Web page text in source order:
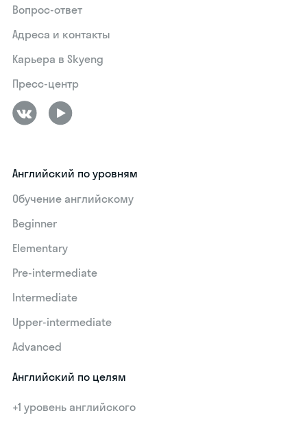
Вопрос-ответ
Адреса и контакты
Карьера в Skyeng
Пресс-центр
Английский по уровням
Обучение английскому
Beginner
Elementary
Pre-intermediate
Intermediate
Upper-intermediate
Advanced
Английский по целям
+1 уровень английского